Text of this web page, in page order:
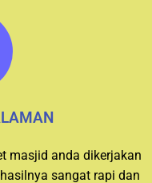
masjid anda dikerjakan
sangat rapi dan